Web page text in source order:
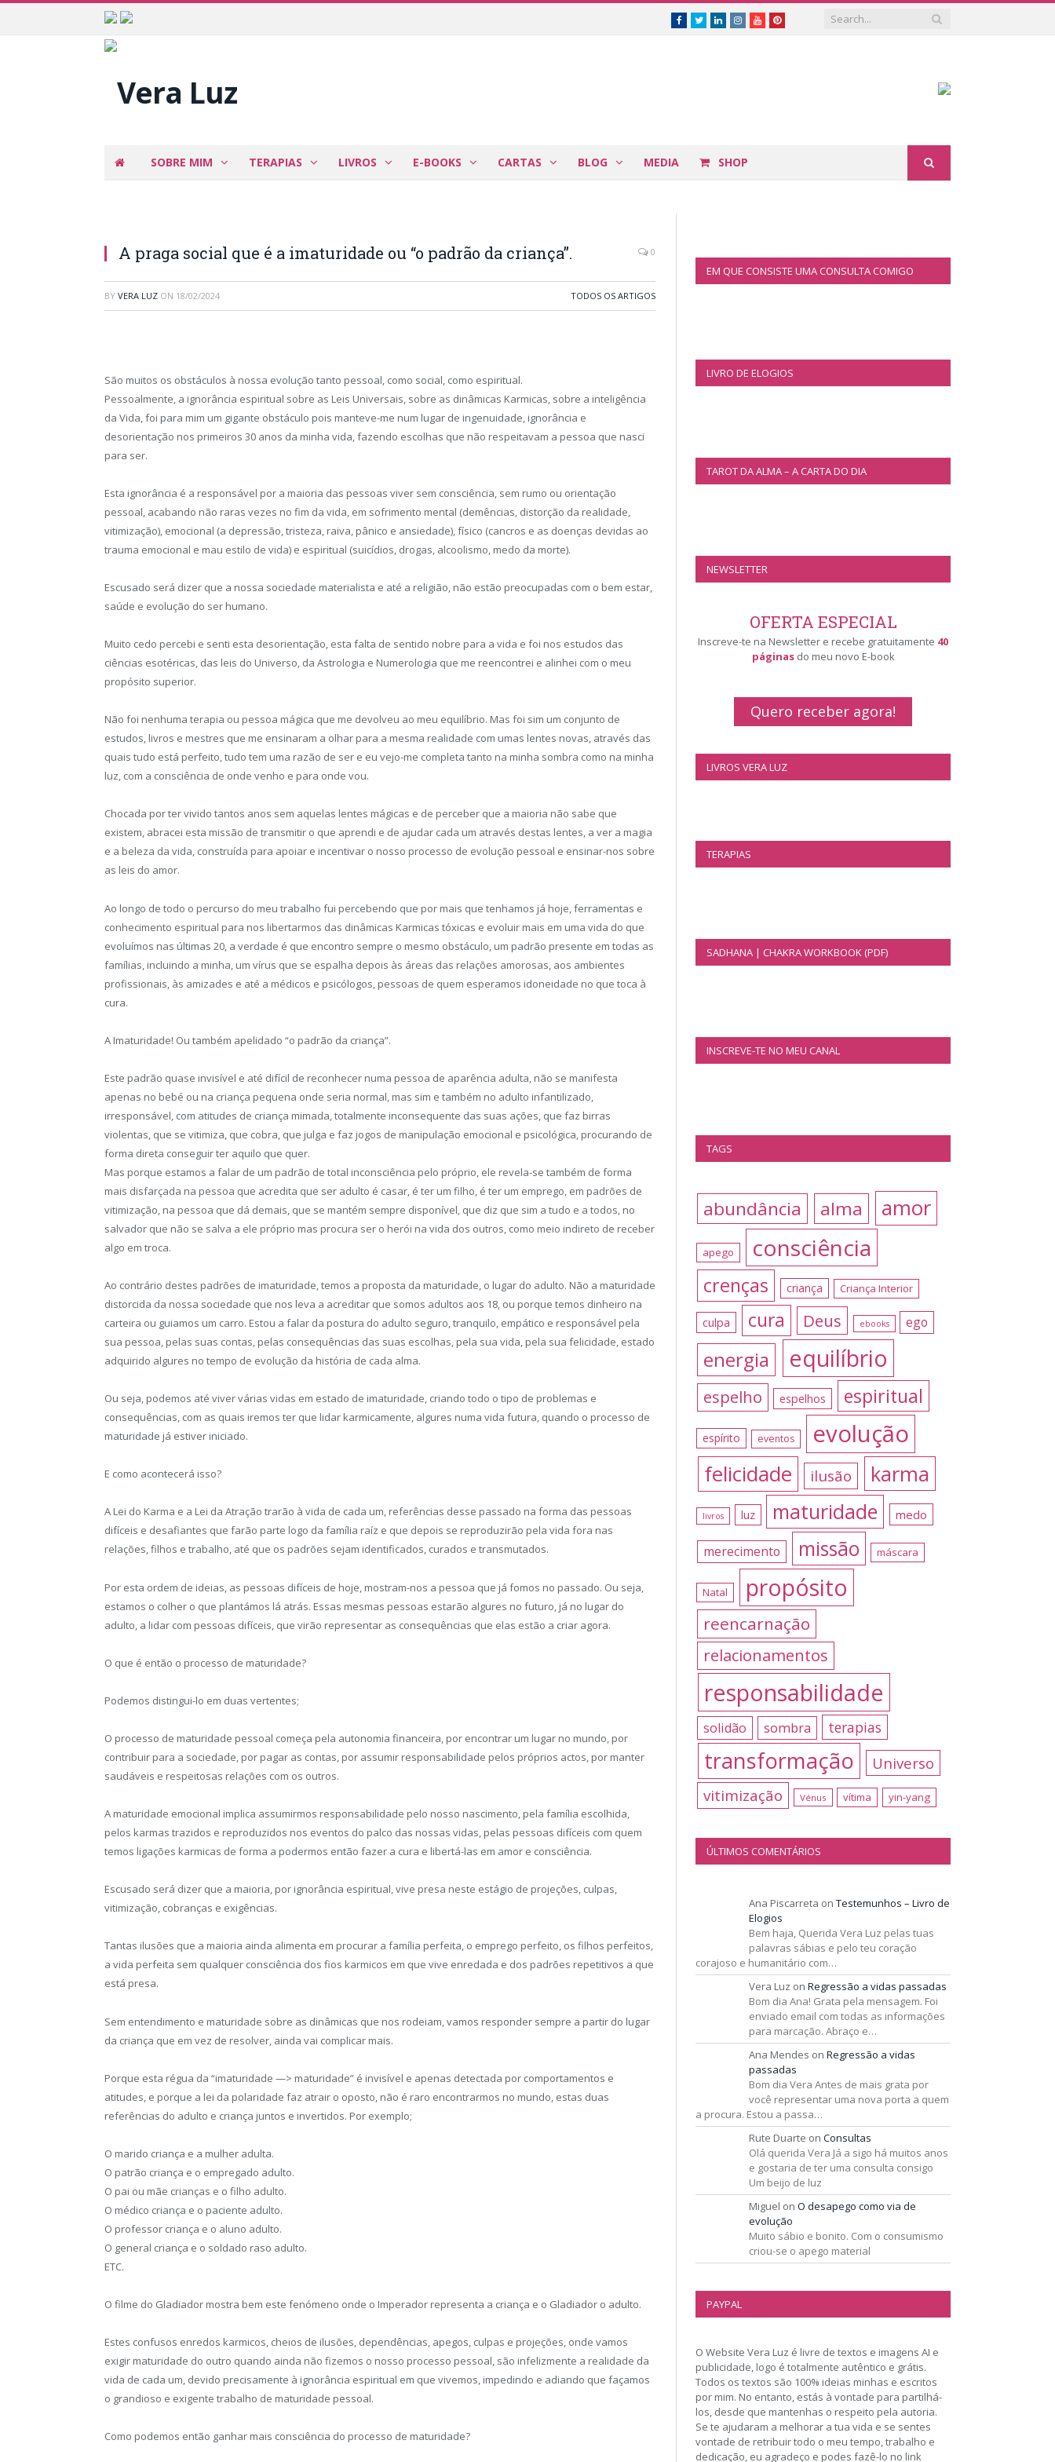
Facebook
TwitterLinkedinInstagram
YoutubePinterest
SOBRE MIM TERAPIAS LIVROS E-BOOKS CARTAS BLOG MEDIA SHOP
A praga social que é a imaturidade ou “o padrão da criança”. 0
BY VERA LUZ ON 18/02/2024 TODOS OS ARTIGOS
São muitos os obstáculos à nossa evolução tanto pessoal, como social, como espiritual.
Pessoalmente, a ignorância espiritual sobre as Leis Universais, sobre as dinâmicas Karmicas, sobre a inteligência
da Vida, foi para mim um gigante obstáculo pois manteve-me num lugar de ingenuidade, ignorância e
desorientação nos primeiros 30 anos da minha vida, fazendo escolhas que não respeitavam a pessoa que nasci
para ser.
Esta ignorância é a responsável por a maioria das pessoas viver sem consciência, sem rumo ou orientação
pessoal, acabando não raras vezes no fim da vida, em sofrimento mental (demências, distorção da realidade,
vitimização), emocional (a depressão, tristeza, raiva, pânico e ansiedade), físico (cancros e as doenças devidas ao
trauma emocional e mau estilo de vida) e espiritual (suicídios, drogas, alcoolismo, medo da morte).
Escusado será dizer que a nossa sociedade materialista e até a religião, não estão preocupadas com o bem estar,
saúde e evolução do ser humano.
Muito cedo percebi e senti esta desorientação, esta falta de sentido nobre para a vida e foi nos estudos das
ciências esotéricas, das leis do Universo, da Astrologia e Numerologia que me reencontrei e alinhei com o meu
propósito superior.
Não foi nenhuma terapia ou pessoa mágica que me devolveu ao meu equilíbrio. Mas foi sim um conjunto de
estudos, livros e mestres que me ensinaram a olhar para a mesma realidade com umas lentes novas, através das
quais tudo está perfeito, tudo tem uma razão de ser e eu vejo-me completa tanto na minha sombra como na minha
luz, com a consciência de onde venho e para onde vou.
Chocada por ter vivido tantos anos sem aquelas lentes mágicas e de perceber que a maioria não sabe que
existem, abracei esta missão de transmitir o que aprendi e de ajudar cada um através destas lentes, a ver a magia
e a beleza da vida, construída para apoiar e incentivar o nosso processo de evolução pessoal e ensinar-nos sobre
as leis do amor.
Ao longo de todo o percurso do meu trabalho fui percebendo que por mais que tenhamos já hoje, ferramentas e
conhecimento espiritual para nos libertarmos das dinâmicas Karmicas tóxicas e evoluir mais em uma vida do que
evoluímos nas últimas 20, a verdade é que encontro sempre o mesmo obstáculo, um padrão presente em todas as
famílias, incluindo a minha, um vírus que se espalha depois às áreas das relações amorosas, aos ambientes
profissionais, às amizades e até a médicos e psicólogos, pessoas de quem esperamos idoneidade no que toca à
cura.
A Imaturidade! Ou também apelidado “o padrão da criança”.
Este padrão quase invisível e até difícil de reconhecer numa pessoa de aparência adulta, não se manifesta
apenas no bebé ou na criança pequena onde seria normal, mas sim e também no adulto infantilizado,
irresponsável, com atitudes de criança mimada, totalmente inconsequente das suas ações, que faz birras
violentas, que se vitimiza, que cobra, que julga e faz jogos de manipulação emocional e psicológica, procurando de
forma direta conseguir ter aquilo que quer.
Mas porque estamos a falar de um padrão de total inconsciência pelo próprio, ele revela-se também de forma
mais disfarçada na pessoa que acredita que ser adulto é casar, é ter um filho, é ter um emprego, em padrões de
vitimização, na pessoa que dá demais, que se mantém sempre disponível, que diz que sim a tudo e a todos, no
salvador que não se salva a ele próprio mas procura ser o herói na vida dos outros, como meio indireto de receber
algo em troca.
Ao contrário destes padrões de imaturidade, temos a proposta da maturidade, o lugar do adulto. Não a maturidade
distorcida da nossa sociedade que nos leva a acreditar que somos adultos aos 18, ou porque temos dinheiro na
carteira ou guiamos um carro. Estou a falar da postura do adulto seguro, tranquilo, empático e responsável pela
sua pessoa, pelas suas contas, pelas consequências das suas escolhas, pela sua vida, pela sua felicidade, estado
adquirido algures no tempo de evolução da história de cada alma.
Ou seja, podemos até viver várias vidas em estado de imaturidade, criando todo o tipo de problemas e
consequências, com as quais iremos ter que lidar karmicamente, algures numa vida futura, quando o processo de
maturidade já estiver iniciado.
E como acontecerá isso?
A Lei do Karma e a Lei da Atração trarão à vida de cada um, referências desse passado na forma das pessoas
difíceis e desafiantes que farão parte logo da família raíz e que depois se reproduzirão pela vida fora nas
relações, filhos e trabalho, até que os padrões sejam identificados, curados e transmutados.
Por esta ordem de ideias, as pessoas difíceis de hoje, mostram-nos a pessoa que já fomos no passado. Ou seja,
estamos o colher o que plantámos lá atrás. Essas mesmas pessoas estarão algures no futuro, já no lugar do
adulto, a lidar com pessoas difíceis, que virão representar as consequências que elas estão a criar agora.
O que é então o processo de maturidade?
Podemos distingui-lo em duas vertentes;
O processo de maturidade pessoal começa pela autonomia financeira, por encontrar um lugar no mundo, por
contribuir para a sociedade, por pagar as contas, por assumir responsabilidade pelos próprios actos, por manter
saudáveis e respeitosas relações com os outros.
A maturidade emocional implica assumirmos responsabilidade pelo nosso nascimento, pela família escolhida,
pelos karmas trazidos e reproduzidos nos eventos do palco das nossas vidas, pelas pessoas difíceis com quem
temos ligações karmicas de forma a podermos então fazer a cura e libertá-las em amor e consciência.
Escusado será dizer que a maioria, por ignorância espiritual, vive presa neste estágio de projeções, culpas,
vitimização, cobranças e exigências.
Tantas ilusões que a maioria ainda alimenta em procurar a família perfeita, o emprego perfeito, os filhos perfeitos,
a vida perfeita sem qualquer consciência dos fios karmicos em que vive enredada e dos padrões repetitivos a que
está presa.
Sem entendimento e maturidade sobre as dinâmicas que nos rodeiam, vamos responder sempre a partir do lugar
da criança que em vez de resolver, ainda vai complicar mais.
Porque esta régua da “imaturidade —> maturidade” é invisível e apenas detectada por comportamentos e
atitudes, e porque a lei da polaridade faz atrair o oposto, não é raro encontrarmos no mundo, estas duas
referências do adulto e criança juntos e invertidos. Por exemplo;
O marido criança e a mulher adulta.
O patrão criança e o empregado adulto.
O pai ou mãe crianças e o filho adulto.
O médico criança e o paciente adulto.
O professor criança e o aluno adulto.
O general criança e o soldado raso adulto.
ETC.
O filme do Gladiador mostra bem este fenómeno onde o Imperador representa a criança e o Gladiador o adulto.
Estes confusos enredos karmicos, cheios de ilusões, dependências, apegos, culpas e projeções, onde vamos
exigir maturidade do outro quando ainda não fizemos o nosso processo pessoal, são infelizmente a realidade da
vida de cada um, devido precisamente à ignorância espiritual em que vivemos, impedindo e adiando que façamos
o grandioso e exigente trabalho de maturidade pessoal.
Como podemos então ganhar mais consciência do processo de maturidade?
EM QUE CONSISTE UMA CONSULTA COMIGO
LIVRO DE ELOGIOS
TAROT DA ALMA – A CARTA DO DIA
NEWSLETTER
OFERTA ESPECIAL
Inscreve-te na Newsletter e recebe gratuitamente 40
páginasdo meu novo E-book
Quero receber agora!
LIVROS VERA LUZ
TERAPIAS
SADHANA | CHAKRA WORKBOOK (PDF)
INSCREVE-TE NO MEU CANAL
TAGS
abundância alma amor
apego consciência
crenças criança Criança Interior
culpa cura Deus ebooks ego
energia equilíbrio
espelho espelhos espiritual
espírito eventos evolução
felicidade ilusão karma
livros luz maturidade medo
merecimento missão máscara
Natal propósito
reencarnação
relacionamentos
responsabilidade
solidão sombra terapias
transformação Universo
vitimização Vénus vítima yin-yang
ÚLTIMOS COMENTÁRIOS
Ana Piscarreta on Testemunhos – Livro de
Elogios
Bem haja, Querida Vera Luz pelas tuas
palavras sábias e pelo teu coração
corajoso e humanitário com…
Vera Luz on Regressão a vidas passadas
Bom dia Ana! Grata pela mensagem. Foi
enviado email com todas as informações
para marcação. Abraço e…
Ana Mendes on Regressão a vidas
passadas
Bom dia Vera Antes de mais grata por
você representar uma nova porta a quem
a procura. Estou a passa…
Rute Duarte on Consultas
Olá querida Vera Já a sigo há muitos anos
e gostaria de ter uma consulta consigo
Um beijo de luz
Miguel on O desapego como via de
evolução
Muito sábio e bonito. Com o consumismo
criou-se o apego material
PAYPAL
O Website Vera Luz é livre de textos e imagens AI e
publicidade, logo é totalmente autêntico e grátis.
Todos os textos são 100% ideias minhas e escritos
por mim. No entanto, estás à vontade para partilhá-
los, desde que mantenhas o respeito pela autoria.
Se te ajudaram a melhorar a tua vida e se sentes
vontade de retribuir todo o meu tempo, trabalho e
dedicação, eu agradeço e podes fazê-lo no link